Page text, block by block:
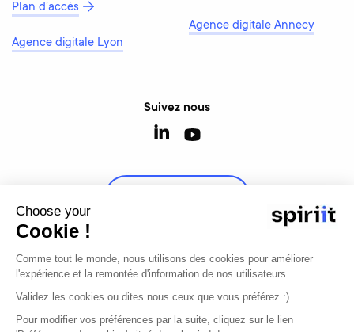
Plan d’accès
Agence digitale Lyon
Agence digitale Annecy
Suivez nous
Modifier mon consentement
Choose your
Cookie !
Comme tout le monde, nous utilisons des cookies pour améliorer
l'expérience et la remontée d'information de nos utilisateurs.
Validez les cookies ou dites nous ceux que vous préférez :)
Pour modifier vos préférences par la suite, cliquez sur le lien